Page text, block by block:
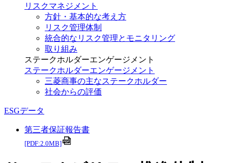
リスクマネジメント
方針・基本的な考え方
リスク管理体制
統合的なリスク管理とモニタリング
取り組み
ステークホルダーエンゲージメント
ステークホルダーエンゲージメント
三菱商事の主なステークホルダー
社会からの評価
ESGデータ
第三者保証報告書
[PDF:2.0MB]